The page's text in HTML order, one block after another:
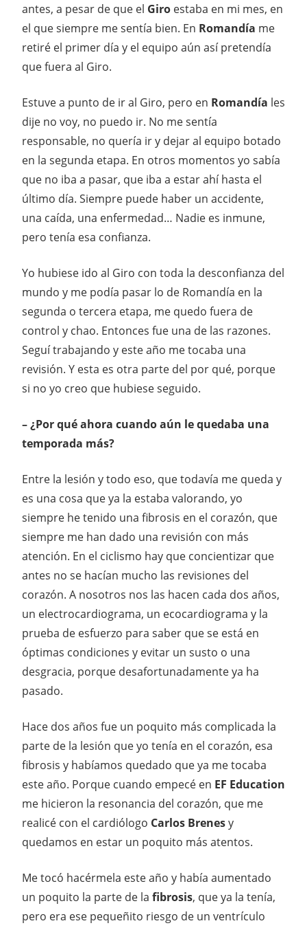
antes, a pesar de que el Giro estaba en mi mes, en
el que siempre me sentía bien. En Romandía me
retiré el primer día y el equipo aún así pretendía
que fuera al Giro.
Estuve a punto de ir al Giro, pero en Romandía les
dije no voy, no puedo ir. No me sentía
responsable, no quería ir y dejar al equipo botado
en la segunda etapa. En otros momentos yo sabía
que no iba a pasar, que iba a estar ahí hasta el
último día. Siempre puede haber un accidente,
una caída, una enfermedad… Nadie es inmune,
pero tenía esa confianza.
Yo hubiese ido al Giro con toda la desconfianza del
mundo y me podía pasar lo de Romandía en la
segunda o tercera etapa, me quedo fuera de
control y chao. Entonces fue una de las razones.
Seguí trabajando y este año me tocaba una
revisión. Y esta es otra parte del por qué, porque
si no yo creo que hubiese seguido.
– ¿Por qué ahora cuando aún le quedaba una
temporada más?
Entre la lesión y todo eso, que todavía me queda y
es una cosa que ya la estaba valorando, yo
siempre he tenido una fibrosis en el corazón, que
siempre me han dado una revisión con más
atención. En el ciclismo hay que concientizar que
antes no se hacían mucho las revisiones del
corazón. A nosotros nos las hacen cada dos años,
un electrocardiograma, un ecocardiograma y la
prueba de esfuerzo para saber que se está en
óptimas condiciones y evitar un susto o una
desgracia, porque desafortunadamente ya ha
pasado.
Hace dos años fue un poquito más complicada la
parte de la lesión que yo tenía en el corazón, esa
fibrosis y habíamos quedado que ya me tocaba
este año. Porque cuando empecé en EF Education
me hicieron la resonancia del corazón, que me
realicé con el cardiólogo Carlos Brenesy
quedamos en estar un poquito más atentos.
Me tocó hacérmela este año y había aumentado
un poquito la parte de la fibrosis, que ya la tenía,
pero era ese pequeñito riesgo de un ventrículo